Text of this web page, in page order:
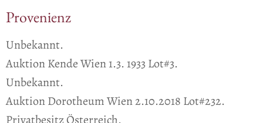
Provenienz
Unbekannt.
Auktion Kende Wien 1.3. 1933 Lot#3.
Unbekannt.
Auktion Dorotheum Wien 2.10.2018 Lot#232.
Privatbesitz Österreich.